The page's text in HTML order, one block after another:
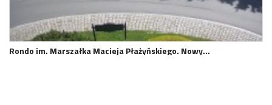
Rondo im. Marszałka Macieja Płażyńskiego. Nowy…